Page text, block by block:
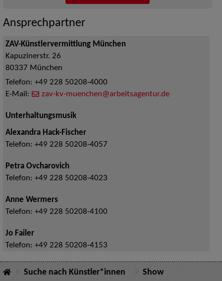
Ansprechpartner
ZAV-Künstlervermittlung München
Kapuzinerstr. 26
80337 München
Telefon: +49 228 50208-4000
E-Mail:
zav-kv-muenchen@arbeitsagentur.de
Unterhaltungsmusik
Alexandra Hack-Fischer
Telefon: +49 228 50208-4057
Petra Ovcharovich
Telefon: +49 228 50208-4023
Anne Wermers
Telefon: +49 228 50208-4100
Jo Failer
Telefon: +49 228 50208-4153
Suche nach Künstler*innen Show